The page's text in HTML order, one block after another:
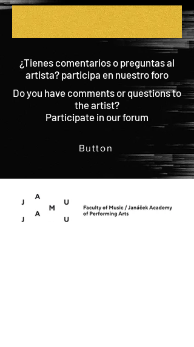
¿Tienes comentarios o preguntas al
artista? participa en nuestro foro
Do you have comments or questions to
the artist?
Participate in our forum
Button